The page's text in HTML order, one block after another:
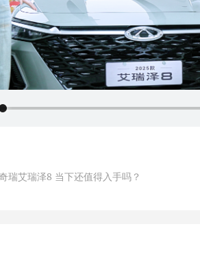
瑞艾瑞泽8 当下还值得入手吗？